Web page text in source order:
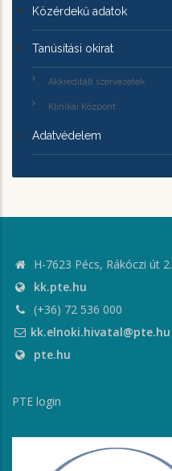
Közérdekű adatok
Tanúsítási okirat
Akkreditált szervezetek
Klinikai Központ
Adatvédelem
H-7623 Pécs, Rákóczi út 2.
kk.pte.hu
(+36) 72 536 000
kk.elnoki.hivatal@pte.hu
pte.hu
PTE login